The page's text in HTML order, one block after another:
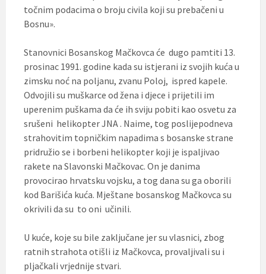
točnim podacima o broju civila koji su prebačeni u
Bosnu».
Stanovnici Bosanskog Mačkovca će dugo pamtiti 13.
prosinac 1991. godine kada su istjerani iz svojih kuća u
zimsku noć na poljanu, zvanu Poloj, ispred kapele.
Odvojili su muškarce od žena i djece i prijetili im
uperenim puškama da će ih sviju pobiti kao osvetu za
srušeni helikopter JNA . Naime, tog poslijepodneva
strahovitim topničkim napadima s bosanske strane
pridružio se i borbeni helikopter koji je ispaljivao
rakete na Slavonski Mačkovac. On je danima
provocirao hrvatsku vojsku, a tog dana su ga oborili
kod Barišića kuća. Mještane bosanskog Mačkovca su
okrivili da su to oni učinili.
U kuće, koje su bile zaključane jer su vlasnici, zbog
ratnih strahota otišli iz Mačkovca, provaljivali su i
pljačkali vrjednije stvari.